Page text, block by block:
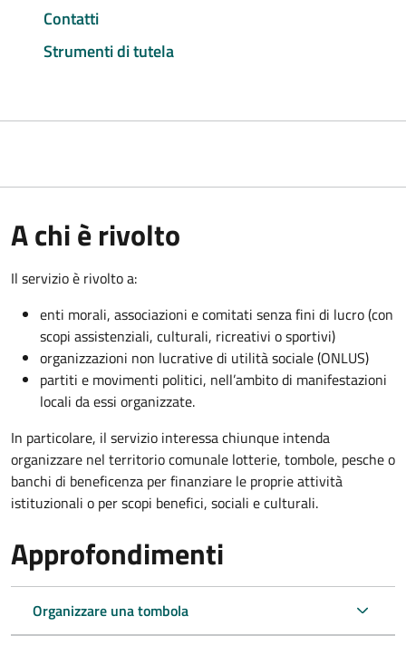
Contatti
Strumenti di tutela
A chi è rivolto
Il servizio è rivolto a:
enti morali, associazioni e comitati senza fini di lucro (con
scopi assistenziali, culturali, ricreativi o sportivi)
organizzazioni non lucrative di utilità sociale (ONLUS)
partiti e movimenti politici, nell’ambito di manifestazioni
locali da essi organizzate.
In particolare, il servizio interessa chiunque intenda
organizzare nel territorio comunale lotterie, tombole, pesche o
banchi di beneficenza per finanziare le proprie attività
istituzionali o per scopi benefici, sociali e culturali.
Approfondimenti
Organizzare una tombola